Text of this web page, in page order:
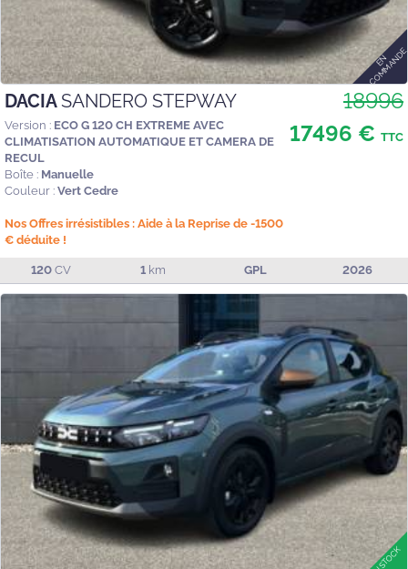
DACIASANDERO STEPWAY
Version : ECO G 120 CH EXTREME AVEC
CLIMATISATION AUTOMATIQUE ET CAMERA DE
RECUL
Boîte : Manuelle
Couleur : Vert Cedre
Nos Offres irrésistibles : Aide à la Reprise de -1500
€ déduite !
18996
17496 € TTC
120 CV 1 km GPL 2026